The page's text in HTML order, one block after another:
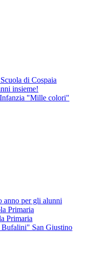
di Cospaia
insieme!
Infanzia "Mille colori"
per gli alunni
Primaria
Primaria
Bufalini" San Giustino